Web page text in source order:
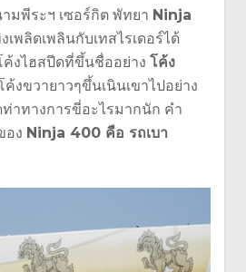
มพีระฯ เซอร์กิต พัทยา Ninja
เพลิดเพลินกับเทสไรเดอร์ได้
ค้งไฮสปีดที่ขึ้นชื่ออย่าง โค้ง
งขวายาวๆขึ้นเนินเขาไปอย่าง
าทางการขี่อะไรมากนัก คำ
อง Ninja 400 คือ รถเบา